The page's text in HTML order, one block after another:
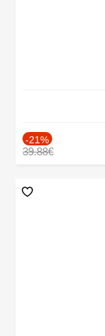
-21%
39.88€